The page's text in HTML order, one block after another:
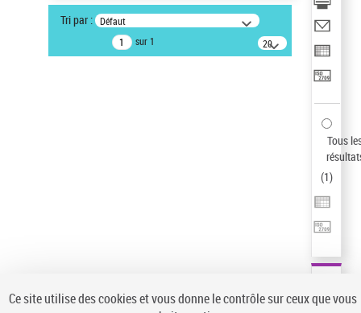
Type de notice d'autorité
Tri par : Défaut
sur 1
20
résultats/page
Tous
(1)
Ce site utilise des cookies et vous donne le contrôle sur ceux que vous